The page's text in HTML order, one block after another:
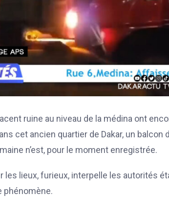
ruine au niveau de la médina ont
cet ancien quartier de Dakar, un
n’est, pour le moment enregistrée.
les lieux, furieux, interpelle les autorités
phénomène.